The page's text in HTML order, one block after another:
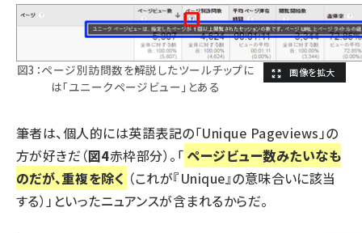
図3：ページ別訪問数を解説したツールチップに
は「ユニークページビュー」とある
筆者は、個人的には英語表記の「Unique Pageviews」の
方が好きだ（図4赤枠部分）。「 ページビュー数みたいなも
のだが、重複を除く （これが『Unique』の意味合いに該当
する）」といったニュアンスが含まれるからだ。